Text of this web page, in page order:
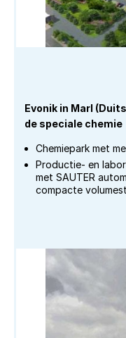
Evonik in Marl
de speciale chemie
Chemiepark met
Productie- en
met SAUTER
compacte